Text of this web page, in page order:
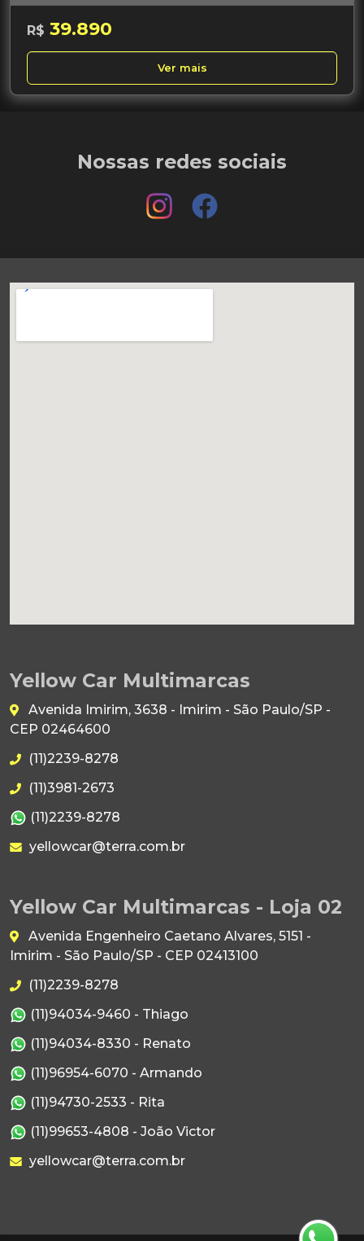
R$ 39.890
Ver mais
Nossas redes sociais
Yellow Car Multimarcas
Avenida Imirim, 3638 - Imirim - São Paulo/SP -
CEP 02464600
(11)2239-8278
(11)3981-2673
(11)2239-8278
yellowcar@terra.com.br
Yellow Car Multimarcas - Loja 02
Avenida Engenheiro Caetano Alvares, 5151 -
Imirim - São Paulo/SP - CEP 02413100
(11)2239-8278
(11)94034-9460 - Thiago
(11)94034-8330 - Renato
(11)96954-6070 - Armando
(11)94730-2533 - Rita
(11)99653-4808 - João Victor
yellowcar@terra.com.br